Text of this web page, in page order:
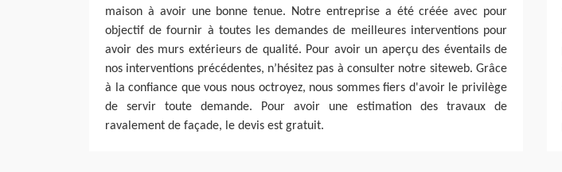
maison à avoir une bonne tenue. Notre entreprise a été créée avec pour
objectif de fournir à toutes les demandes de meilleures interventions pour
avoir des murs extérieurs de qualité. Pour avoir un aperçu des éventails de
nos interventions précédentes, n’hésitez pas à consulter notre siteweb. Grâce
à la confiance que vous nous octroyez, nous sommes fiers d'avoir le privilège
de servir toute demande. Pour avoir une estimation des travaux de
ravalement de façade, le devis est gratuit.